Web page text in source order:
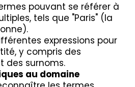
pouvant se référer à
tels que "Paris" (la
expressions pour
y compris des
des surnoms.
au domaine